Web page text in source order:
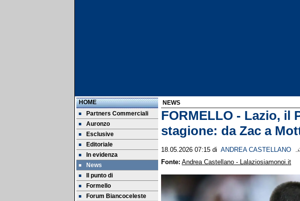
HOME
Partners Commerciali
Auronzo
Esclusive
Editoriale
In evidenza
News
Il punto di
Formello
Forum Biancoceleste
NEWS
FORMELLO - Lazio, il
stagione: da Zac a
18.05.2026 07:15 di ANDREA CASTELLANO
Fonte: Andrea Castellano - Lalaziosiamonoi.it